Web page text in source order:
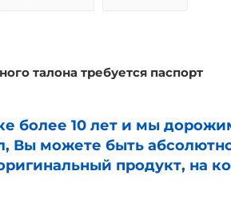
талона требуется паспорт
более 10 лет и мы
Вы можете быть
продукт, на